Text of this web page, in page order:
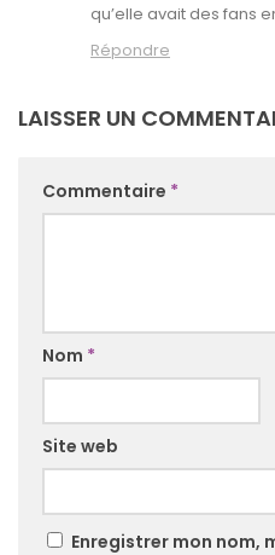
qu’elle avait des fans
Répondre
LAISSER UN
Commentaire *
Nom *
Site web
Enregistrer mon nom,